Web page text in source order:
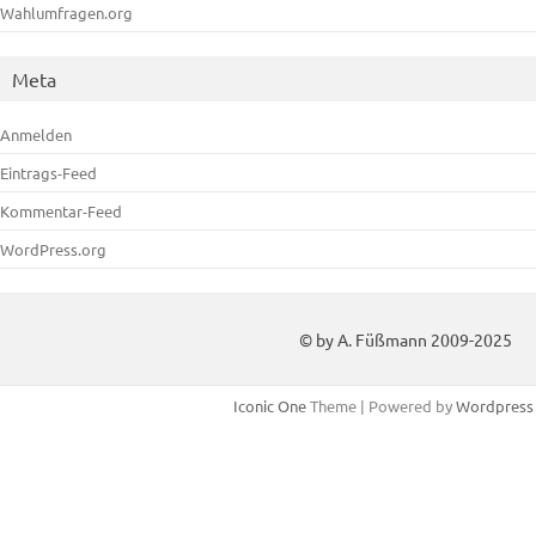
Wahlumfragen.org
Meta
Anmelden
Eintrags-Feed
Kommentar-Feed
WordPress.org
© by A. Füßmann 2009-2025
Iconic OneTheme | Powered byWordpress